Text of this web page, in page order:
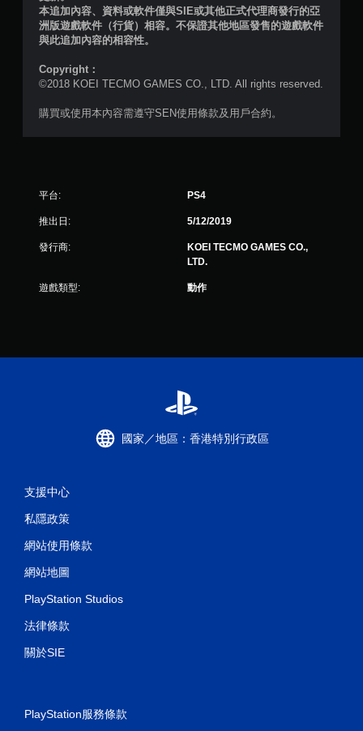
本追加內容、資料或軟件僅與SIE或其他正式代理商發行的亞
洲版遊戲軟件（行貨）相容。不保證其他地區發售的遊戲軟件
與此追加內容的相容性。
Copyright：
©2018 KOEI TECMO GAMES CO., LTD. All rights reserved.
購買或使用本內容需遵守SEN使用條款及用戶合約。
平台: PS4
推出日: 5/12/2019
發行商:
KOEI TECMO GAMES CO.,
LTD.
遊戲類型: 動作
國家／地區：香港特別行政區
支援中心
私隱政策
網站使用條款
網站地圖
PlayStation Studios
法律條款
關於SIE
PlayStation服務條款